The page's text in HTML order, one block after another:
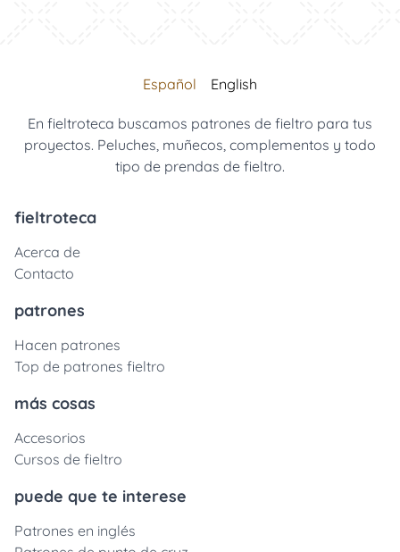
Español English
En fieltroteca buscamos patrones de fieltro para tus
proyectos. Peluches, muñecos, complementos y todo
tipo de prendas de fieltro.
fieltroteca
Acerca de
Contacto
patrones
Hacen patrones
Top de patrones fieltro
más cosas
Accesorios
Cursos de fieltro
puede que te interese
Patrones en inglés